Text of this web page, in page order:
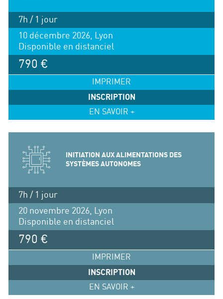
7h / 1 jour
10 décembre 2026, Lyon
Disponible en distanciel
790 €
IMPRIMER
INSCRIPTION
EN SAVOIR +
INITIATION AUX ALIMENTATIONS DES
SYSTÈMES AUTONOMES
7h / 1 jour
20 novembre 2026, Lyon
Disponible en distanciel
790 €
IMPRIMER
INSCRIPTION
EN SAVOIR +